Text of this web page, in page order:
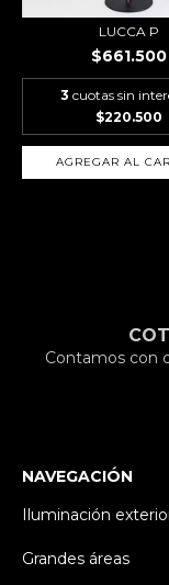
LUCCA P
$661.500
3 cuotas sin
$220.500
AGREGAR AL
Contamos con
NAVEGACIÓN
Iluminación
Grandes áreas